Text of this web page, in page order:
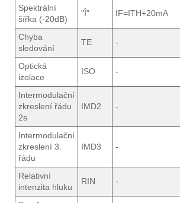
Spektrální
šířka (-20dB)
"Î" IF=ITH+20mA
Chyba
sledování
TE -
Optická
izolace
ISO -
Intermodulační
zkreslení řádu
2s
IMD2 -
Intermodulační
zkreslení 3.
řádu
IMD3 -
Relativní
intenzita hluku
RIN -